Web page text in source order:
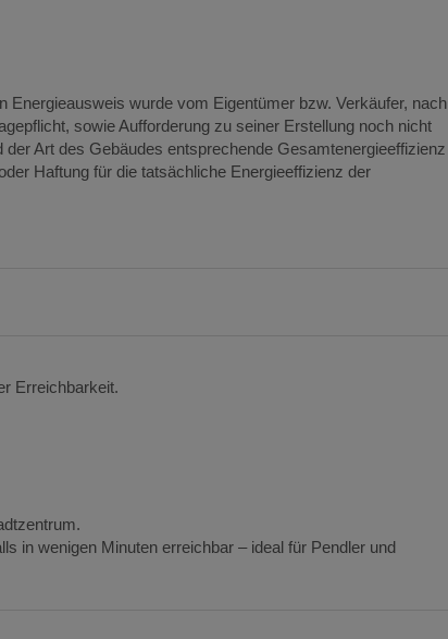
wurde vom Eigentümer bzw. Verkäufer, nach
sowie Aufforderung zu seiner Erstellung noch nicht
Art des Gebäudes entsprechende Gesamtenergieeffizienz
Haftung für die tatsächliche Energieeffizienz der
Erreichbarkeit.
in wenigen Minuten erreichbar – ideal für Pendler und